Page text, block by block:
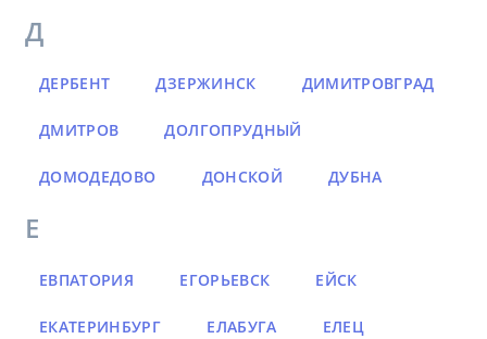
Д
ДЕРБЕНТ ДЗЕРЖИНСК ДИМИТРОВГРАД
ДМИТРОВ ДОЛГОПРУДНЫЙ
ДОМОДЕДОВО ДОНСКОЙ ДУБНА
Е
ЕВПАТОРИЯ ЕГОРЬЕВСК ЕЙСК
ЕКАТЕРИНБУРГ ЕЛАБУГА ЕЛЕЦ